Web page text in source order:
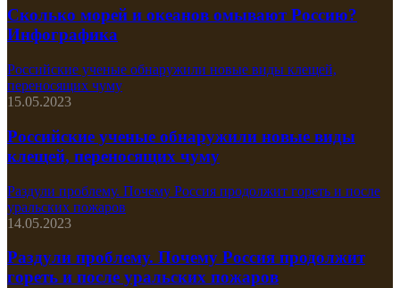
Сколько морей и океанов омывают Россию?
Инфографика
Российские ученые обнаружили новые виды клещей,
переносящих чуму
15.05.2023
Российские ученые обнаружили новые виды
клещей, переносящих чуму
Раздули проблему. Почему Россия продолжит гореть и после
уральских пожаров
14.05.2023
Раздули проблему. Почему Россия продолжит
гореть и после уральских пожаров